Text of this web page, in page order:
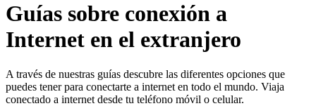
Guías sobre conexión a
Internet en el extranjero
A través de nuestras guías descubre las diferentes opciones que
puedes tener para conectarte a internet en todo el mundo. Viaja
conectado a internet desde tu teléfono móvil o celular.